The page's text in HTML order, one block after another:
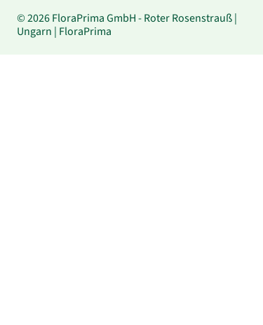
© 2026 FloraPrima GmbH - Roter Rosenstrauß |
Ungarn | FloraPrima